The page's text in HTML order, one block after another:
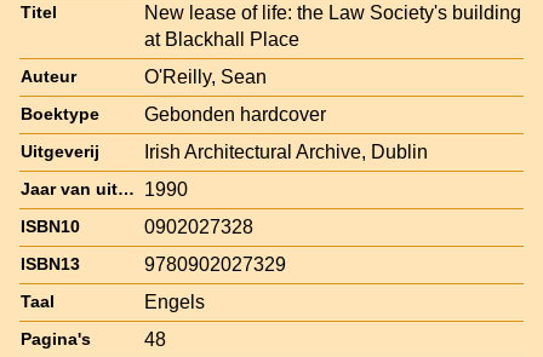
Titel
New lease of life: the Law Society's building
at Blackhall Place
Auteur O'Reilly, Sean
Boektype Gebonden hardcover
Uitgeverij Irish Architectural Archive, Dublin
Jaar van uitgave 1990
ISBN10 0902027328
ISBN13 9780902027329
Taal Engels
Pagina's 48